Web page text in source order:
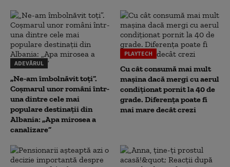
ADEVĂRUL
„Ne-am îmbolnăvit toți”.
Coșmarul unor români într-
una dintre cele mai
populare destinații din
Albania: „Apa mirosea a
canalizare”
PLAYTECH
Cu cât consumă mai mult
mașina dacă mergi cu aerul
condiționat pornit la 40 de
grade. Diferența poate fi
mai mare decât crezi